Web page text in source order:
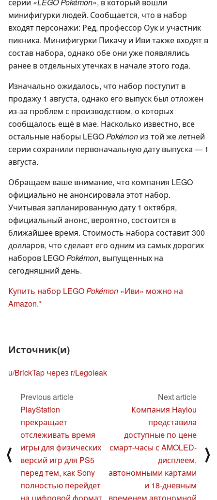
минифигурки людей. Сообщается, что в набор
входят персонажи: Ред, профессор Оук и участник
пикника. Минифигурки Пикачу и Иви также входят в
состав набора, однако обе они уже появлялись
ранее в отдельных утечках в начале этого года.
Изначально ожидалось, что набор поступит в
продажу 1 августа, однако его выпуск был отложен
из-за проблем с производством, о которых
сообщалось ещё в мае. Насколько известно, все
остальные наборы LEGOPokémon из той же летней
серии сохранили первоначальную дату выпуска — 1
августа.
Обращаем ваше внимание, что компания LEGO
официально не анонсировала этот набор.
Учитывая запланированную дату 1 октября,
официальный анонс, вероятно, состоится в
ближайшее время. Стоимость набора составит 300
долларов, что сделает его одним из самых дорогих
наборов LEGOPokémon, выпущенных на
сегодняшний день.
Купить набор LEGOPokémon «Иви» можно на
Amazon.
Источник(и)
u/BrickTap через r/Legoleak
⟨
Previous article
PlayStation
прекращает
отслеживать время
игры для физических
версий игр для PS5
перед тем, как Sony
полностью перейдет
Next article
Компания Haylou
представила
доступные по цене
смарт-часы с AMOLED-
дисплеем,
автономными картами
и 18-дневным
⟩